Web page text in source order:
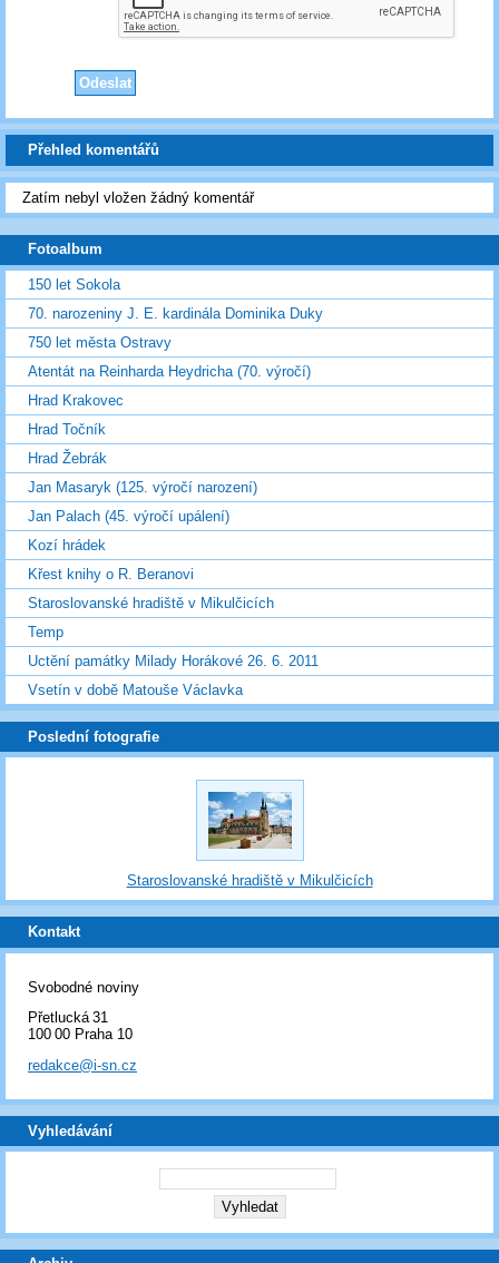
Přehled komentářů
Zatím nebyl vložen žádný komentář
Fotoalbum
150 let Sokola
70. narozeniny J. E. kardinála Dominika Duky
750 let města Ostravy
Atentát na Reinharda Heydricha (70. výročí)
Hrad Krakovec
Hrad Točník
Hrad Žebrák
Jan Masaryk (125. výročí narození)
Jan Palach (45. výročí upálení)
Kozí hrádek
Křest knihy o R. Beranovi
Staroslovanské hradiště v Mikulčicích
Temp
Uctění památky Milady Horákové 26. 6. 2011
Vsetín v době Matouše Václavka
Poslední fotografie
Staroslovanské hradiště v Mikulčicích
Kontakt
Svobodné noviny
Přetlucká 31
100 00 Praha 10
redakce@i-sn.cz
Vyhledávání